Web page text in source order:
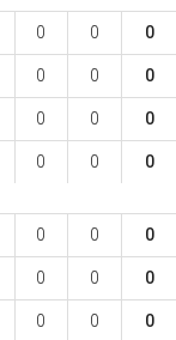
0 0 0
0 0 0
0 0 0
0 0 0
0 0 0
0 0 0
0 0 0